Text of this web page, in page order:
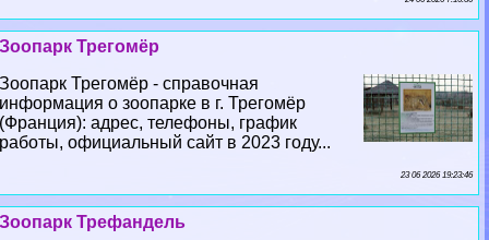
Зоопарк Трегомёр
Зоопарк Трегомёр - справочная
информация о зоопарке в г. Трегомёр
(Франция): адрес, телефоны, график
работы, официальный сайт в 2023 году...
23 06 2026 19:23:46
Зоопарк Трефандель